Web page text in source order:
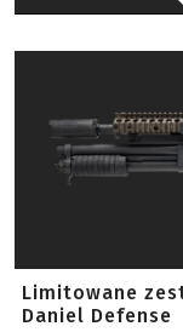
Limitowane
Daniel Defense